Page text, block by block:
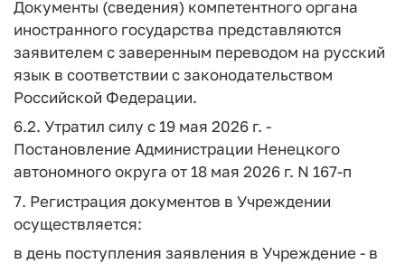
Документы (сведения) компетентного органа
иностранного государства представляются
заявителем с заверенным переводом на русский
язык в соответствии с законодательством
Российской Федерации.
6.2. Утратил силу с 19 мая 2026 г. -
Постановление Администрации Ненецкого
автономного округа от 18 мая 2026 г. N 167-п
7. Регистрация документов в Учреждении
осуществляется:
в день поступления заявления в Учреждение - в